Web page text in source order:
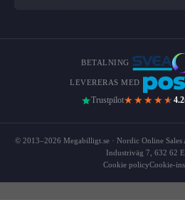
BETALNING
LEVERERAS MED
Trustpilot★★★★ ★ 4.2
© 2013–2026 Megabilligt.se · Nordic Online Sales
Industriväg 7, 632 62
Cookie policyCookie-